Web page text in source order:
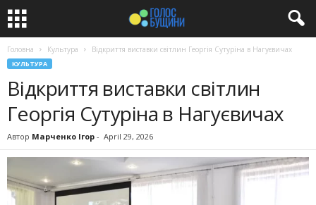
Головна Культура Відкриття виставки світлин Георгія Сутуріна в Нагуєвичах
КУЛЬТУРА
Відкриття виставки світлин
Георгія Сутуріна в Нагуєвичах
Автор Марченко Ігор - April 29, 2026